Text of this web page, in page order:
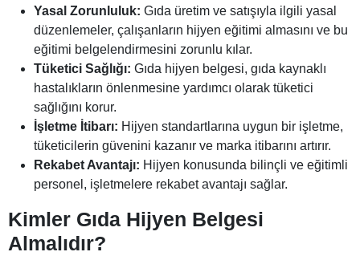
Yasal Zorunluluk: Gıda üretim ve satışıyla ilgili yasal
düzenlemeler, çalışanların hijyen eğitimi almasını ve bu
eğitimi belgelendirmesini zorunlu kılar.
Tüketici Sağlığı: Gıda hijyen belgesi, gıda kaynaklı
hastalıkların önlenmesine yardımcı olarak tüketici
sağlığını korur.
İşletme İtibarı: Hijyen standartlarına uygun bir işletme,
tüketicilerin güvenini kazanır ve marka itibarını artırır.
Rekabet Avantajı: Hijyen konusunda bilinçli ve eğitimli
personel, işletmelere rekabet avantajı sağlar.
Kimler Gıda Hijyen Belgesi
Almalıdır?